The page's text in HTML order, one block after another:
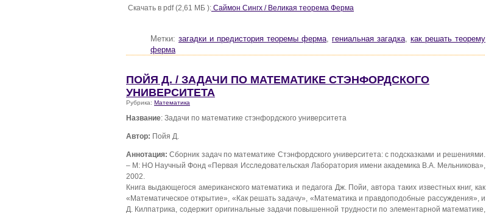
Скачать в pdf (2,61 МБ ): Саймон Сингх / Великая теорема Ферма
Метки: загадки и предистория теоремы ферма гениальная загадка
как решать теорему
ферма
ПОЙЯ Д. / ЗАДАЧИ ПО МАТЕМАТИКЕ СТЭНФОРДСКОГО
УНИВЕРСИТЕТА
Рубрика: Математика
Название: Задачи по математике стэнфордского университета
Автор: Пойя Д.
Аннотация:Сборник задач по математике Стэнфордского университета: с подсказками и решениями.
– М: НО Научный Фонд «Первая Исследовательская Лаборатория имени академика В.А. Мельникова»,
2002.
Книга выдающегося американского математика и педагога Дж. Пойи, автора таких известных книг, как
«Математическое открытие», «Как решать задачу», «Математика и правдоподобные рассуждения», и
Д. Килпатрика, содержит оригинальные задачи повышенной трудности по элементарной математике,